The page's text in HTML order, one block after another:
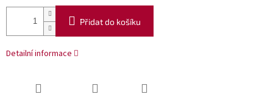
Přidat do košíku
Detailní informace